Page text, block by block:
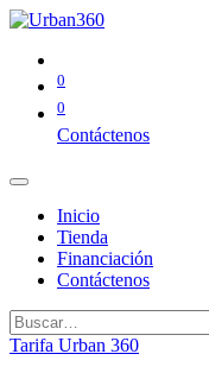
0
0
Contáctenos
Inicio
Tienda
Financiación
Contáctenos
Tarifa Urban 360